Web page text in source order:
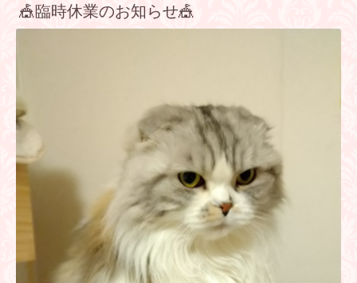
🎪臨時休業のお知らせ🎪